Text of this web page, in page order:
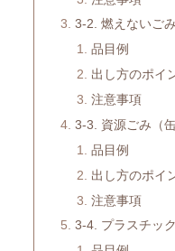
3-2. 燃えないごみ
品目例
出し方のポイ
注意事項
3-3. 資源ごみ（
品目例
出し方のポイ
注意事項
3-4. プラスチック